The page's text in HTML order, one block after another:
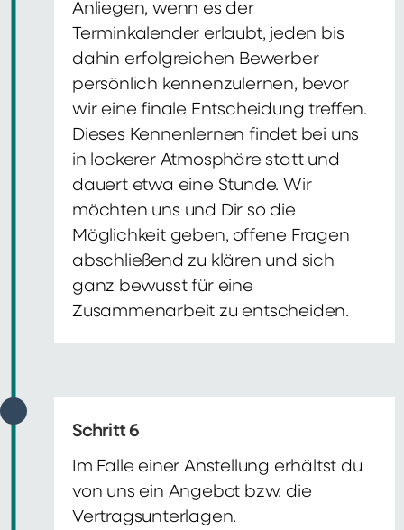
Anliegen, wenn es der
Terminkalender erlaubt, jeden bis
dahin erfolgreichen Bewerber
persönlich kennenzulernen, bevor
wir eine finale Entscheidung treffen.
Dieses Kennenlernen findet bei uns
in lockerer Atmosphäre statt und
dauert etwa eine Stunde. Wir
möchten uns und Dir so die
Möglichkeit geben, offene Fragen
abschließend zu klären und sich
ganz bewusst für eine
Zusammenarbeit zu entscheiden.
Schritt 6
Im Falle einer Anstellung erhältst du
von uns ein Angebot bzw. die
Vertragsunterlagen.